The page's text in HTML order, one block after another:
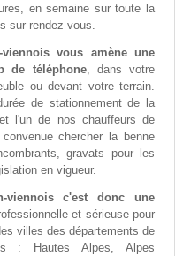
en semaine sur toute la
sur rendez vous.
viennois vous amène une
de téléphone, dans votre
ou devant votre terrain.
de stationnement de la
l'un de nos chauffeurs de
chercher la benne
gravats pour les
en vigueur.
viennois c'est donc une
et sérieuse pour
villes des départements de
: Hautes Alpes, Alpes